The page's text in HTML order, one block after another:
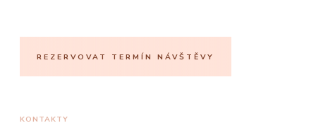
REZERVOVAT TERMÍN NÁVŠTĚVY
KONTAKTY